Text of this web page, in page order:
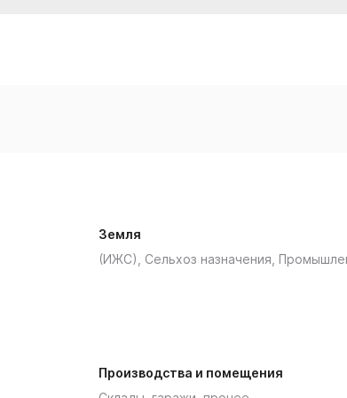
Земля
(ИЖС), Сельхоз назначения,
Производства и помещения